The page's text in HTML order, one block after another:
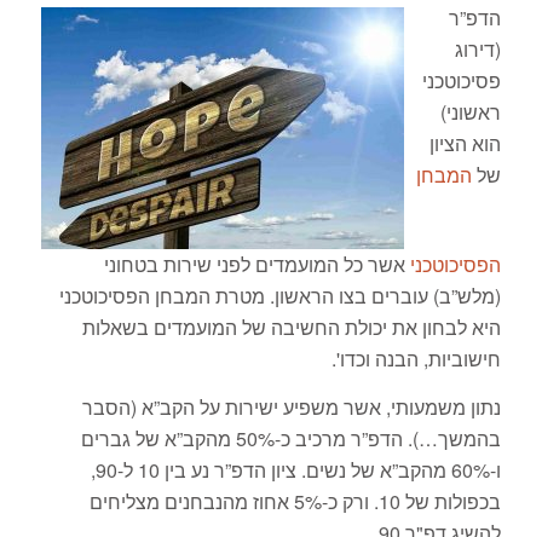
הדפ”ר
(דירוג
פסיכוטכני
ראשוני)
הוא הציון
של המבחן
הפסיכוטכני אשר כל המועמדים לפני שירות בטחוני
(מלש”ב) עוברים בצו הראשון. מטרת המבחן הפסיכוטכני
היא לבחון את יכולת החשיבה של המועמדים בשאלות
חישוביות, הבנה וכדו'.
נתון משמעותי, אשר משפיע ישירות על הקב”א (הסבר
בהמשך…). הדפ”ר מרכיב כ-50% מהקב”א של גברים
ו-60% מהקב”א של נשים. ציון הדפ”ר נע בין 10 ל-90,
בכפולות של 10. ורק כ-5% אחוז מהנבחנים מצליחים